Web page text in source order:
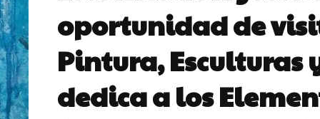
oportunidad de
Pintura, Esculturas
dedica a los